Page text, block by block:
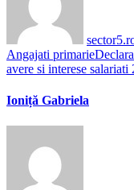
Angajati primarie
avere si interese salariati
Ioniță Gabriela